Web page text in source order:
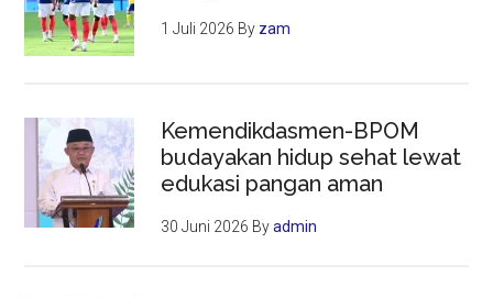
1 Juli 2026 By zam
Kemendikdasmen-BPOM
budayakan hidup sehat lewat
edukasi pangan aman
30 Juni 2026 Byadmin